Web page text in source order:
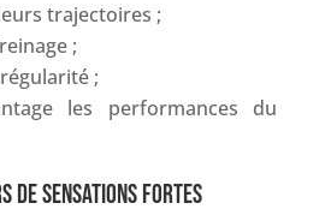
trajectoires ;
;
;
les performances du
DE SENSATIONS FORTES